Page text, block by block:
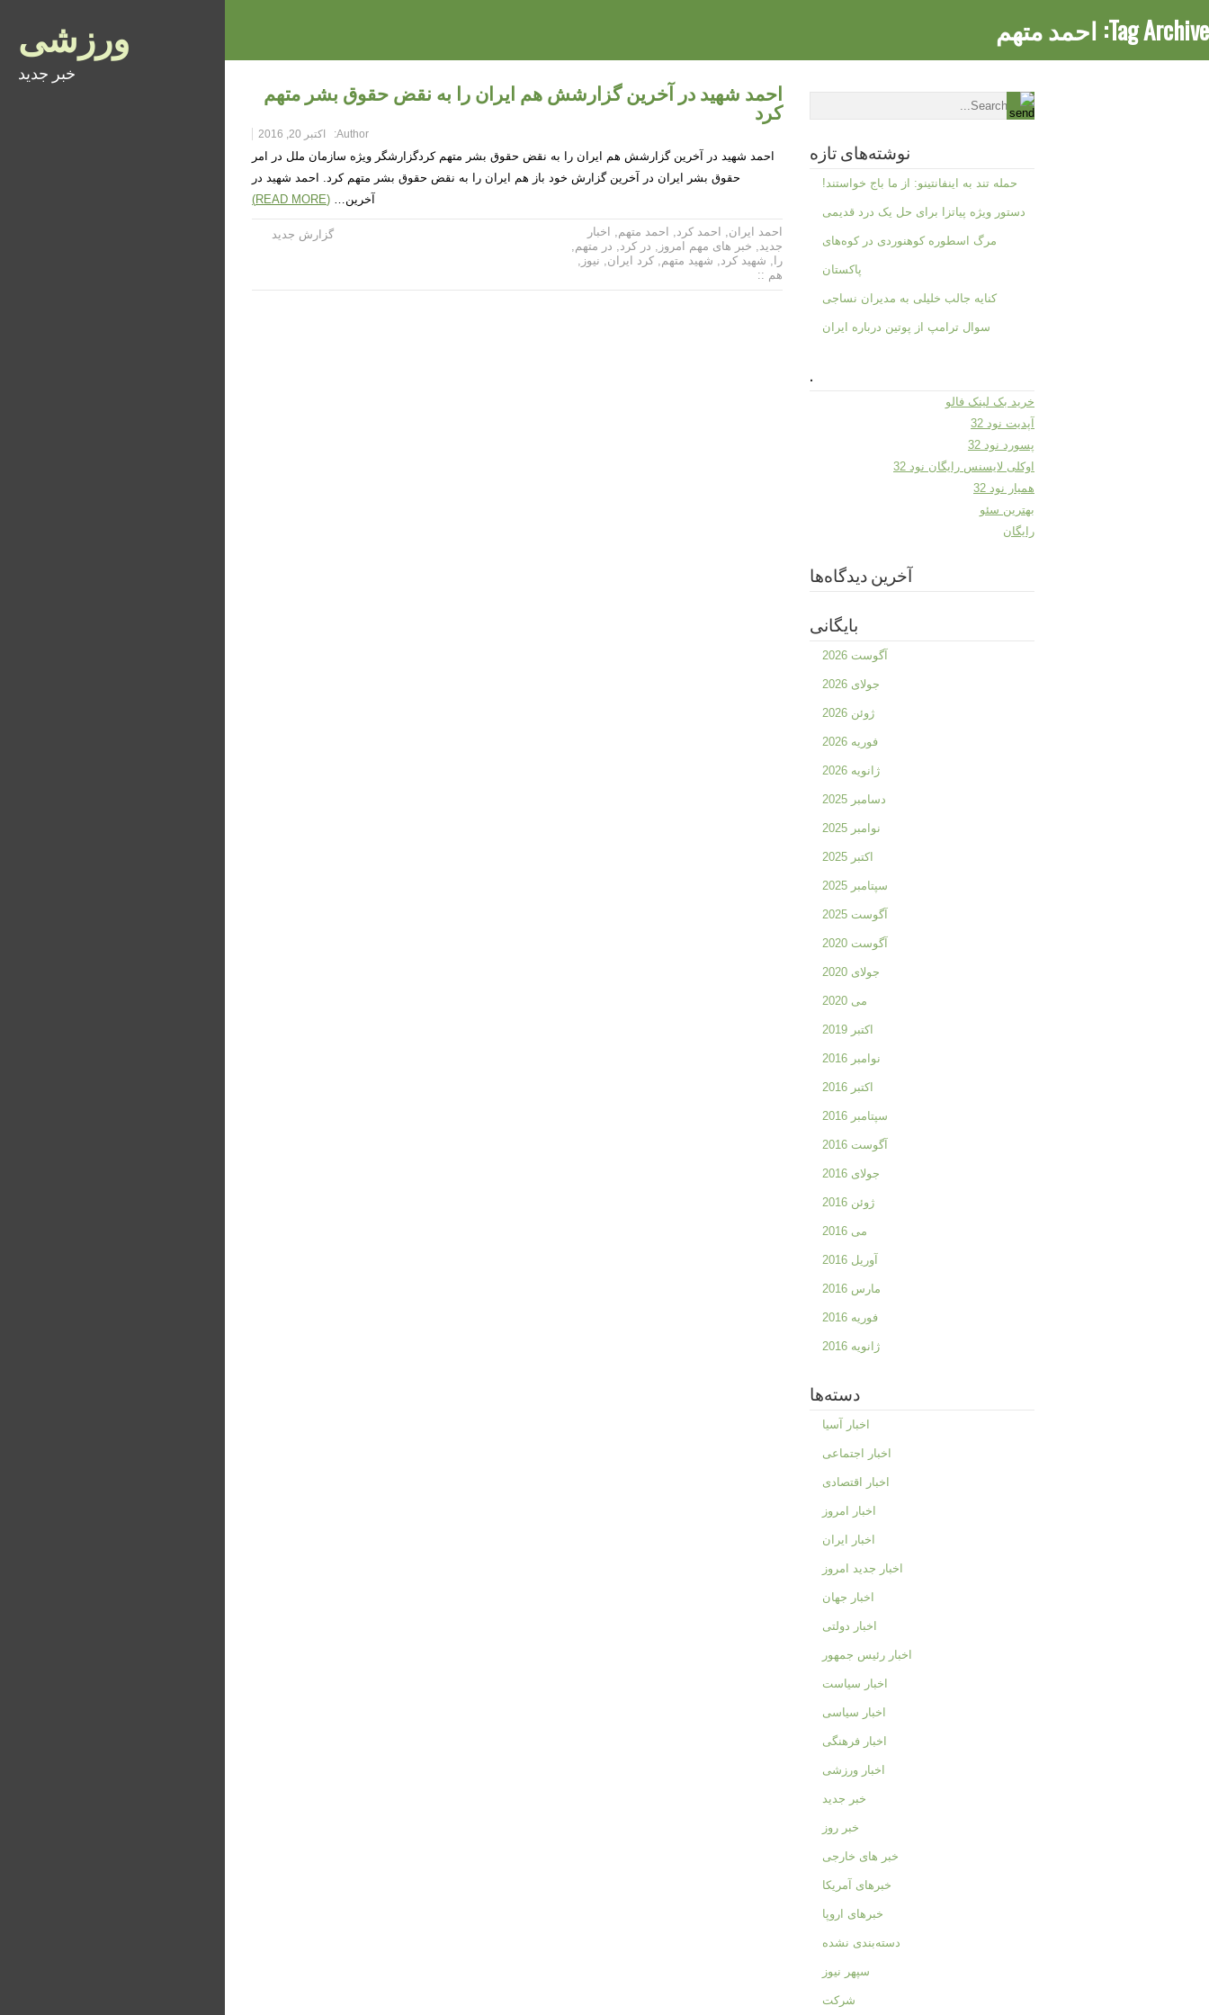
ورزشی
خبر جدید
Tag Archive: احمد متهم
احمد شهید در آخرین گزارشش هم ایران را به نقض حقوق بشر متهم
کرد
Author: اکتبر 20, 2016
احمد شهید در آخرین گزارشش هم ایران را به نقض حقوق بشر متهم کردگزارشگر ویژه سازمان ملل در امر
حقوق بشر ایران در آخرین گزارش خود باز هم ایران را به نقض حقوق بشر متهم کرد. احمد شهید در
آخرین… (READ MORE)
گزارش جدید احمد ایران, احمد کرد, احمد متهم,
اخبار
جدید, خبر های مهم امروز , در کرد, در متهم,
را , شهید کرد, شهید متهم, کرد ایران, نیوز ,
هم ::
نوشته‌های تازه
حمله تند به اینفانتینو: از ما باج خواستند!
دستور ویژه پیاتزا برای حل یک درد قدیمی
مرگ اسطوره کوهنوردی در کوه‌های
پاکستان
کنایه جالب خلیلی به مدیران نساجی
سوال ترامپ از پوتین درباره ایران
.
خرید بک لینک فالو
آپدیت نود 32
پسورد نود 32
اوکلی لایسنس رایگان نود 32
همیار نود 32
بهترین سئو
رایگان
آخرین دیدگاه‌ها
بایگانی
آگوست 2026
جولای 2026
ژوئن 2026
فوریه 2026
ژانویه 2026
دسامبر 2025
نوامبر 2025
اکتبر 2025
سپتامبر 2025
آگوست 2025
آگوست 2020
جولای 2020
می 2020
اکتبر 2019
نوامبر 2016
اکتبر 2016
سپتامبر 2016
آگوست 2016
جولای 2016
ژوئن 2016
می 2016
آوریل 2016
مارس 2016
فوریه 2016
ژانویه 2016
دسته‌ها
اخبار آسیا
اخبار اجتماعی
اخبار اقتصادی
اخبار امروز
اخبار ایران
اخبار جدید امروز
اخبار جهان
اخبار دولتی
اخبار رئیس جمهور
اخبار سیاست
اخبار سیاسی
اخبار فرهنگی
اخبار ورزشی
خبر جدید
خبر روز
خبر های خارجی
خبرهای آمریکا
خبرهای اروپا
دسته‌بندی نشده
سپهر نیوز
شرکت